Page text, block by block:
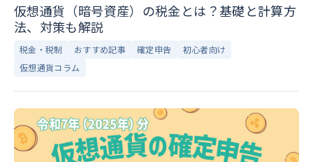
仮想通貨（暗号資産）の税金とは？基礎と計算方
法、対策も解説
税金・税制 おすすめ記事 確定申告
初心者向け
仮想通貨コラム